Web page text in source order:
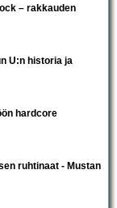
– rakkauden
U:n historia ja
hardcore
ruhtinaat - Mustan